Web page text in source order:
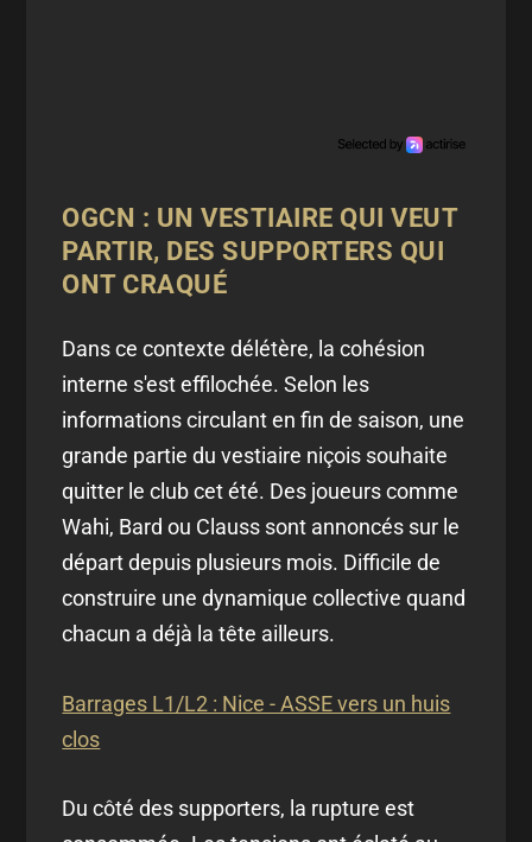
OGCN : UN VESTIAIRE QUI VEUT
PARTIR, DES SUPPORTERS QUI
ONT CRAQUÉ
Dans ce contexte délétère, la cohésion
interne s'est effilochée. Selon les
informations circulant en fin de saison, une
grande partie du vestiaire niçois souhaite
quitter le club cet été. Des joueurs comme
Wahi, Bard ou Clauss sont annoncés sur le
départ depuis plusieurs mois. Difficile de
construire une dynamique collective quand
chacun a déjà la tête ailleurs.
Barrages L1/L2 : Nice - ASSE vers un huis
clos
Du côté des supporters, la rupture est